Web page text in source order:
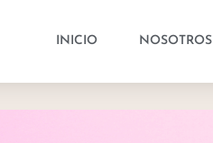
INICIO NOSOTROS